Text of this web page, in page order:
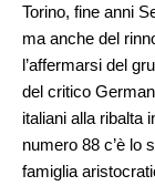
Torino, fine anni
ma anche del
l’affermarsi del
del critico
italiani alla ribalta
numero 88 c’è lo
famiglia